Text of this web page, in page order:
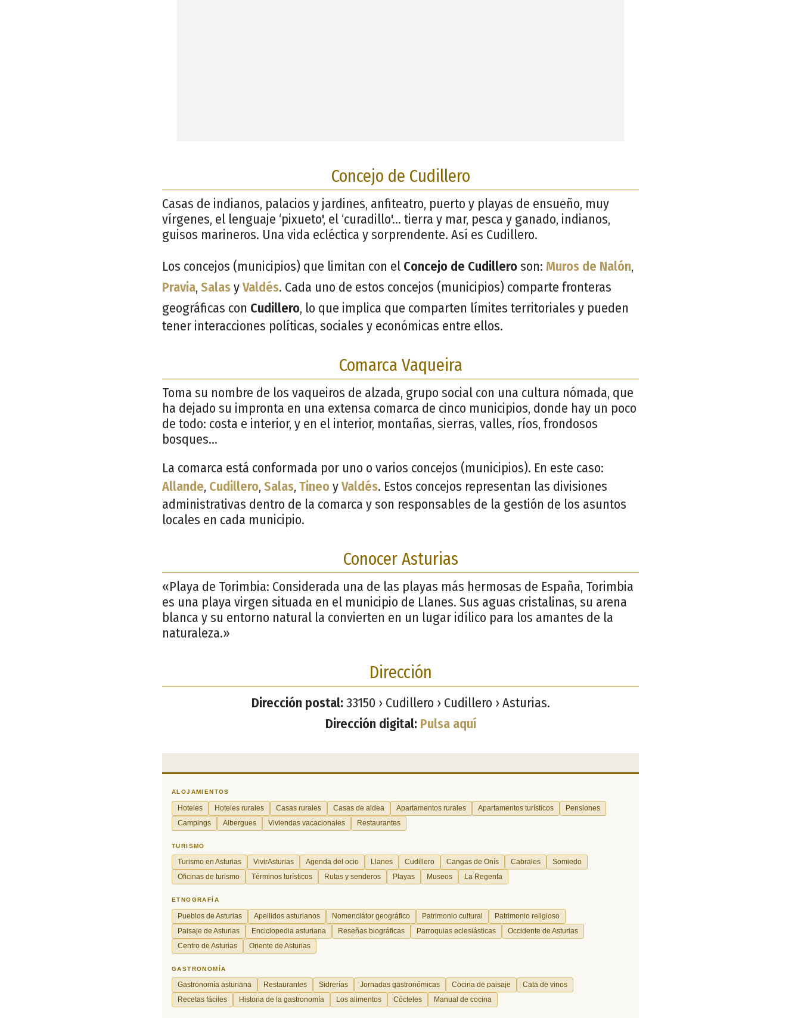
Concejo de Cudillero
Casas de indianos, palacios y jardines, anfiteatro, puerto y playas de ensueño, muy
vírgenes, el lenguaje ‘pixueto', el ‘curadillo'… tierra y mar, pesca y ganado, indianos,
guisos marineros. Una vida ecléctica y sorprendente. Así es Cudillero.
Los concejos (municipios) que limitan con el Concejo de Cudilleroson: Muros de Nalón,
Pravia, Salas yValdés. Cada uno de estos concejos (municipios) comparte fronteras
geográficas con Cudillero, lo que implica que comparten límites territoriales y pueden
tener interacciones políticas, sociales y económicas entre ellos.
Comarca Vaqueira
Toma su nombre de los vaqueiros de alzada, grupo social con una cultura nómada, que
ha dejado su impronta en una extensa comarca de cinco municipios, donde hay un poco
de todo: costa e interior, y en el interior, montañas, sierras, valles, ríos, frondosos
bosques…
La comarca está conformada por uno o varios concejos (municipios). En este caso:
Allande, Cudillero, Salas, Tineo yValdés. Estos concejos representan las divisiones
administrativas dentro de la comarca y son responsables de la gestión de los asuntos
locales en cada municipio.
Conocer Asturias
«Playa de Torimbia: Considerada una de las playas más hermosas de España, Torimbia
es una playa virgen situada en el municipio de Llanes. Sus aguas cristalinas, su arena
blanca y su entorno natural la convierten en un lugar idílico para los amantes de la
naturaleza.»
Dirección
Dirección postal: 33150 › Cudillero › Cudillero › Asturias.
Dirección digital: Pulsa aquí